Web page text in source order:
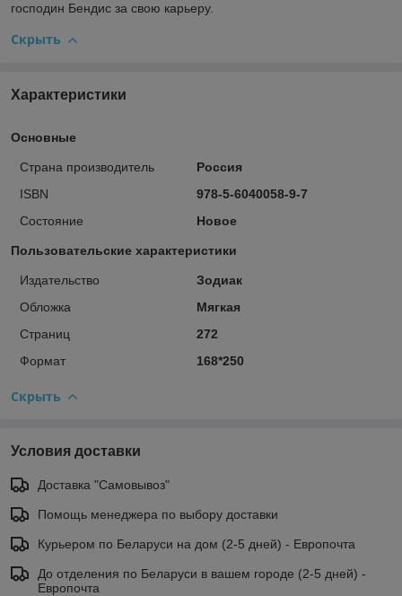
господин Бендис за свою карьеру.
Скрыть
Характеристики
Основные
Страна производитель
Россия
ISBN
978-5-6040058-9-7
Состояние
Новое
Пользовательские характеристики
Издательство
Зодиак
Обложка
Мягкая
Страниц
272
Формат
168*250
Скрыть
Условия доставки
Доставка "Самовывоз"
Помощь менеджера по выбору доставки
Курьером по Беларуси на дом (2-5 дней) - Европочта
До отделения по Беларуси в вашем городе (2-5 дней) -
Европочта